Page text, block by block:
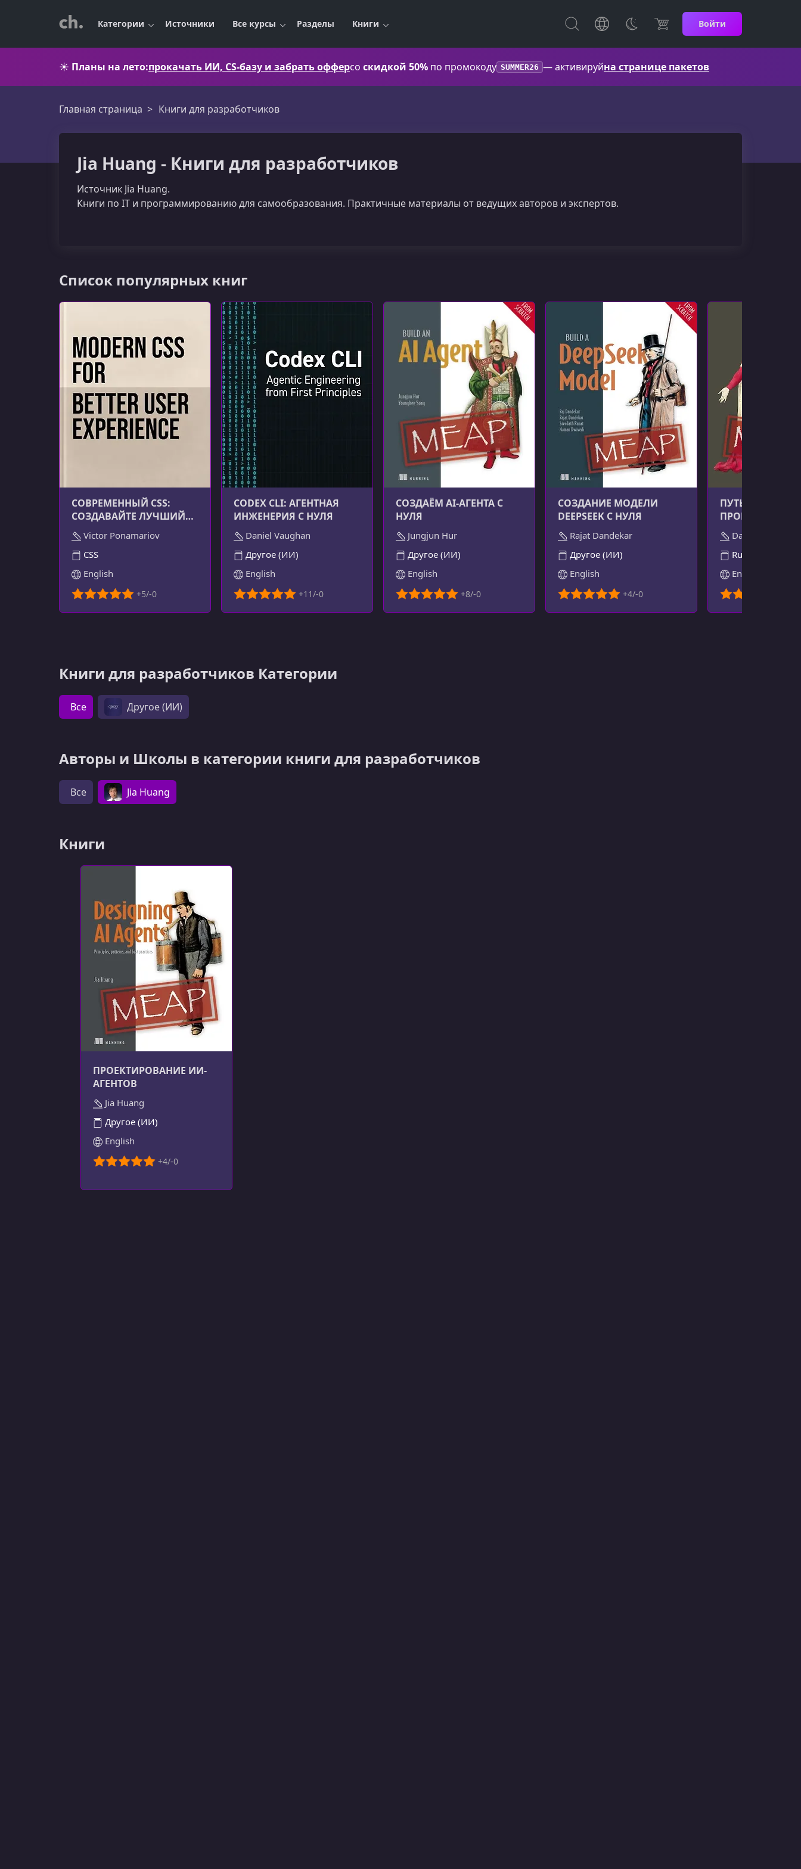
Категории Источники Все курсы Разделы Книги Войти
☀️ Планы на лето:прокачать ИИ, CS-базу и забрать офферсо скидкой 50% по промокоду SUMMER26 — активируйна странице пакетов
Главная страница Книги для разработчиков
Jia Huang - Книги для разработчиков
Источник Jia Huang.
Книги по IT и программированию для самообразования. Практичные материалы от ведущих авторов и экспертов.
Список популярных книг
СОВРЕМЕННЫЙ CSS:
СОЗДАВАЙТЕ ЛУЧШИЙ
ПОЛЬЗОВАТЕЛЬСКИЙ
ОПЫТ
Victor Ponamariov
CSS
English
CODEX CLI: АГЕНТНАЯ
ИНЖЕНЕРИЯ С НУЛЯ
Daniel Vaughan
Другое (ИИ)
English
СОЗДАЁМ AI-АГЕНТА С
НУЛЯ
Jungjun Hur
Другое (ИИ)
English
СОЗДАНИЕ МОДЕЛИ
DEEPSEEK С НУЛЯ
Rajat Dandekar
Другое (ИИ)
English
ПУТЬ RUBY-
ГЛУБОКОЕ
(4-Е ИЗДАНИЕ)
David A. Black
Ruby
English
Книги для разработчиков Категории
Все Другое (ИИ)
Авторы и Школы в категории книги для разработчиков
Все Jia Huang
Книги
ПРОЕКТИРОВАНИЕ ИИ-
АГЕНТОВ
Jia Huang
Другое (ИИ)
English